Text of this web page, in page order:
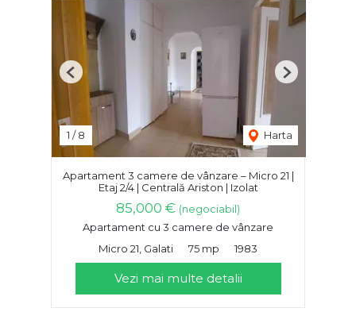
1 /8 Harta
Previous Next
Apartament 3 camere de vânzare – Micro 21 |
Etaj 2/4 | Centrală Ariston | Izolat
85,000 € (negociabil)
Apartament cu 3 camere de vânzare
Micro 21, Galati
75 mp 1983
Vezi mai multe detalii